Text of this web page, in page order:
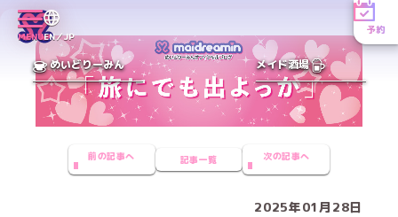
MENUEN／JP
予約
めいどりーみん メイド酒場
前の記事へ 記事一覧 次の記事へ
2025年01月28日